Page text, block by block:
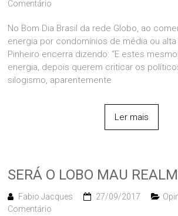
Comentário
No Bom Dia Brasil da rede Globo, ao
energia por condomínios de média ou alta
Pinheiro encerra dizendo: “E estes
energia, depois querem criticar os
silogismo, aparentemente
Ler mais
SERÁ O LOBO MAU
Fabio Jacques 27/09/2017
Comentário